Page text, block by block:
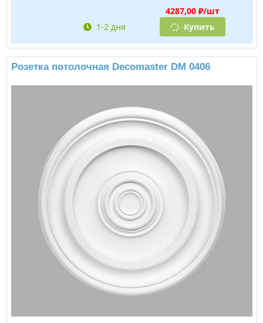
4287,00 ₽/шт
1-2 дня
Купить
Розетка потолочная Decomaster DM 0406